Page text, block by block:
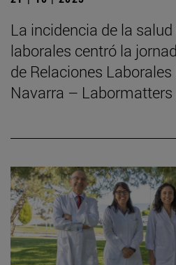
La incidencia de la
laborales centró la
de Relaciones
Navarra –